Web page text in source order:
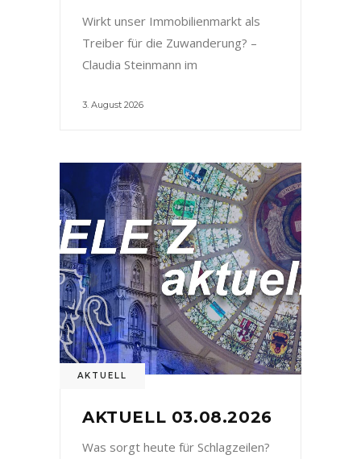
Wirkt unser Immobilienmarkt als
Treiber für die Zuwanderung? –
Claudia Steinmann im
3. August 2026
AKTUELL
AKTUELL 03.08.2026
Was sorgt heute für Schlagzeilen?